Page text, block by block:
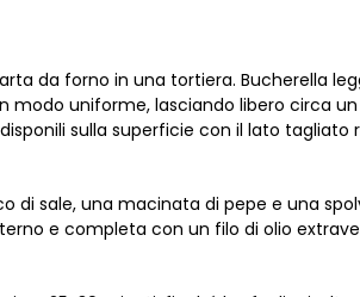
da forno in una tortiera. Bucherella
uniforme, lasciando libero circa
sulla superficie con il lato tagliato
di sale, una macinata di pepe e una
e completa con un filo di olio